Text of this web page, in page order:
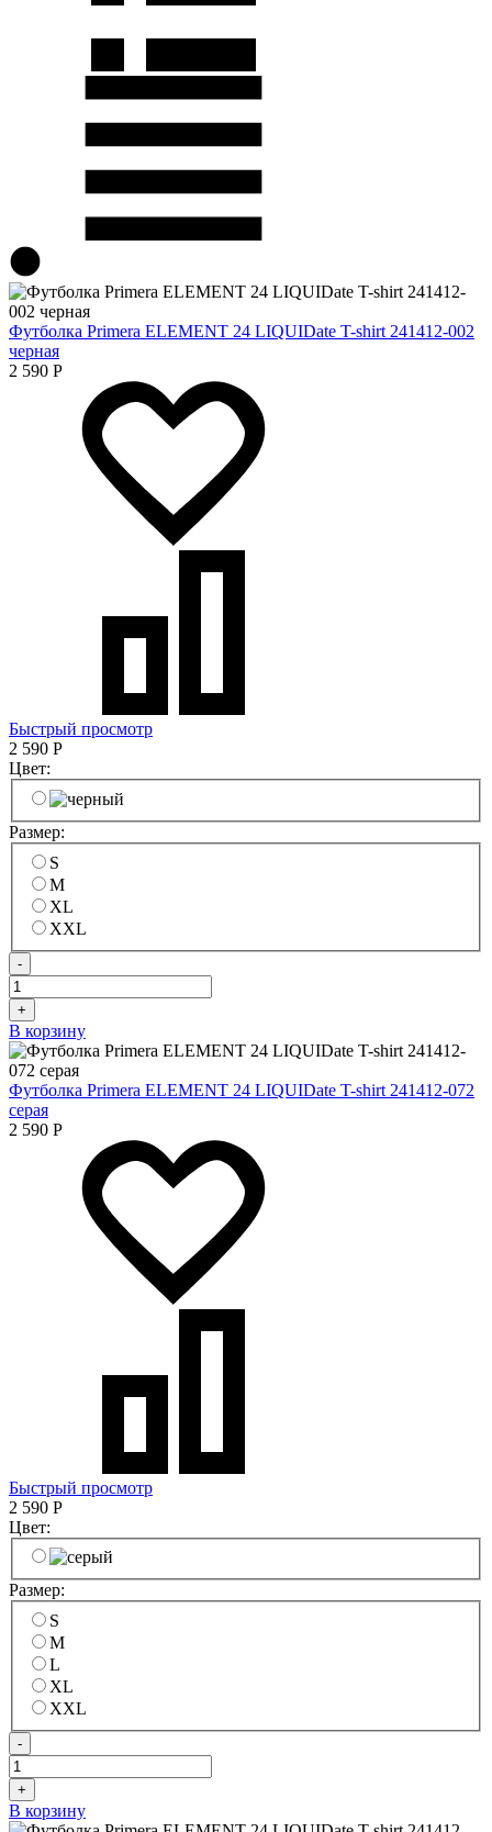
Футболка Primera ELEMENT 24 LIQUIDate T-shirt 241412-002
черная
2 590 Р
Быстрый просмотр
2 590 Р
Цвет:
Размер:
S
M
XL
XXL
-
+
В корзину
Футболка Primera ELEMENT 24 LIQUIDate T-shirt 241412-072
серая
2 590 Р
Быстрый просмотр
2 590 Р
Цвет:
Размер:
S
M
L
XL
XXL
-
+
В корзину